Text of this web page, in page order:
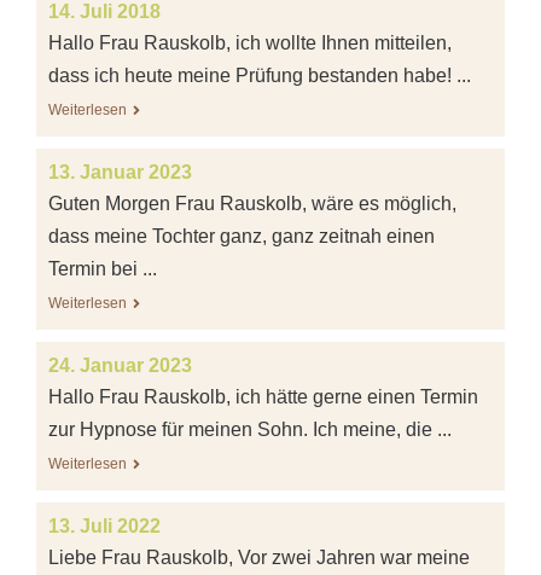
14. Juli 2018
Hallo Frau Rauskolb, ich wollte Ihnen mitteilen,
dass ich heute meine Prüfung bestanden habe! ...
Weiterlesen
13. Januar 2023
Guten Morgen Frau Rauskolb, wäre es möglich,
dass meine Tochter ganz, ganz zeitnah einen
Termin bei ...
Weiterlesen
24. Januar 2023
Hallo Frau Rauskolb, ich hätte gerne einen Termin
zur Hypnose für meinen Sohn. Ich meine, die ...
Weiterlesen
13. Juli 2022
Liebe Frau Rauskolb, Vor zwei Jahren war meine